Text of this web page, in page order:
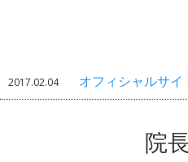
2017.02.04 オフィシャルサイ
院